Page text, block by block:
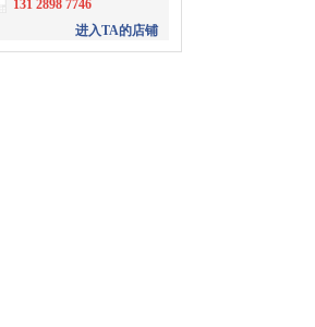
131 2898 7746
进入TA的店铺